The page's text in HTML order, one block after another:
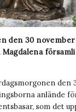
den 30
den
anlände
som det